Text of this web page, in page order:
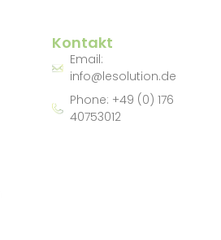
Kontakt
Email:
info@lesolution.de
Phone: +49 (0) 176
40753012